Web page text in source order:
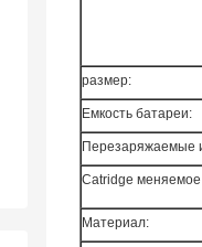
размер:
Емкость батареи:
Перезаряжаемые
Catridge
Материал: